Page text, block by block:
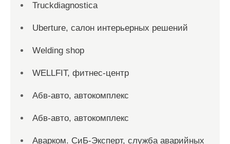
Truckdiagnostica
Uberture, салон интерьерных решений
Welding shop
WELLFIT, фитнес-центр
Абв-авто, автокомплекс
Абв-авто, автокомплекс
Аварком. СиБ-Эксперт, служба аварийных